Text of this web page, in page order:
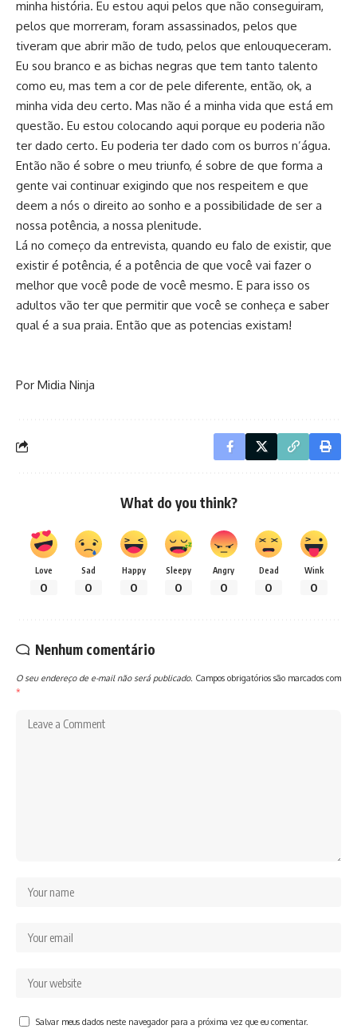
minha história. Eu estou aqui pelos que não conseguiram,
pelos que morreram, foram assassinados, pelos que
tiveram que abrir mão de tudo, pelos que enlouqueceram.
Eu sou branco e as bichas negras que tem tanto talento
como eu, mas tem a cor de pele diferente, então, ok, a
minha vida deu certo. Mas não é a minha vida que está em
questão. Eu estou colocando aqui porque eu poderia não
ter dado certo. Eu poderia ter dado com os burros n’água.
Então não é sobre o meu triunfo, é sobre de que forma a
gente vai continuar exigindo que nos respeitem e que
deem a nós o direito ao sonho e a possibilidade de ser a
nossa potência, a nossa plenitude.
Lá no começo da entrevista, quando eu falo de existir, que
existir é potência, é a potência de que você vai fazer o
melhor que você pode de você mesmo. E para isso os
adultos vão ter que permitir que você se conheça e saber
qual é a sua praia. Então que as potencias existam!
Por Midia Ninja
What do you think?
Love
0
Sad
0
Happy
0
Sleepy
0
Angry
0
Dead
0
Wink
0
Nenhum comentário
O seu endereço de e-mail não será publicado. Campos obrigatórios são marcados com
*
Salvar meus dados neste navegador para a próxima vez que eu comentar.